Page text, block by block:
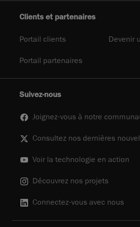
Clients et partenaires
Portail clients Devenir
Portail partenaires
Suivez-nous
Joignez-vous à notre
Consultez nos dernières
Voir la technologie en action
Découvrez nos projets
Connectez-vous avec nous